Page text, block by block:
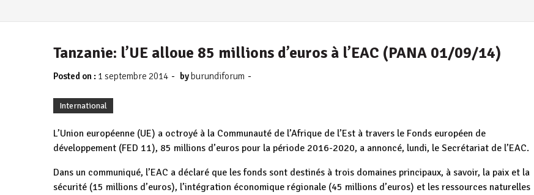
Tanzanie: l’UE alloue 85 millions d’euros à l’EAC (PANA 01/09/14)
Posted on : 1 septembre 2014 - by burundiforum -
International
L’Union européenne (UE) a octroyé à la Communauté de l’Afrique de l’Est à travers le Fonds européen de
développement (FED 11), 85 millions d’euros pour la période 2016-2020, a annoncé, lundi, le Secrétariat de l’EAC.
Dans un communiqué, l’EAC a déclaré que les fonds sont destinés à trois domaines principaux, à savoir, la paix et la
sécurité (15 millions d’euros), l’intégration économique régionale (45 millions d’euros) et les ressources naturelles